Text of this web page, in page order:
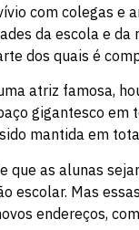
com colegas e
da escola e
dos quais é
atriz famosa,
gigantesco em
mantida em
que as alunas
escolar. Mas
endereços,